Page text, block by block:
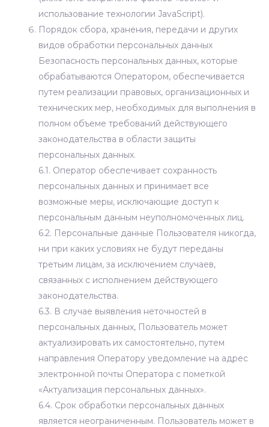
использование технологии JavaScript).
Порядок сбора, хранения, передачи и других
видов обработки персональных данных
Безопасность персональных данных, которые
обрабатываются Оператором, обеспечивается
путем реализации правовых, организационных и
технических мер, необходимых для выполнения в
полном объеме требований действующего
законодательства в области защиты
персональных данных.
6.1. Оператор обеспечивает сохранность
персональных данных и принимает все
возможные меры, исключающие доступ к
персональным данным неуполномоченных лиц.
6.2. Персональные данные Пользователя никогда,
ни при каких условиях не будут переданы
третьим лицам, за исключением случаев,
связанных с исполнением действующего
законодательства.
6.3. В случае выявления неточностей в
персональных данных, Пользователь может
актуализировать их самостоятельно, путем
направления Оператору уведомление на адрес
электронной почты Оператора с пометкой
«Актуализация персональных данных».
6.4. Срок обработки персональных данных
является неограниченным. Пользователь может в